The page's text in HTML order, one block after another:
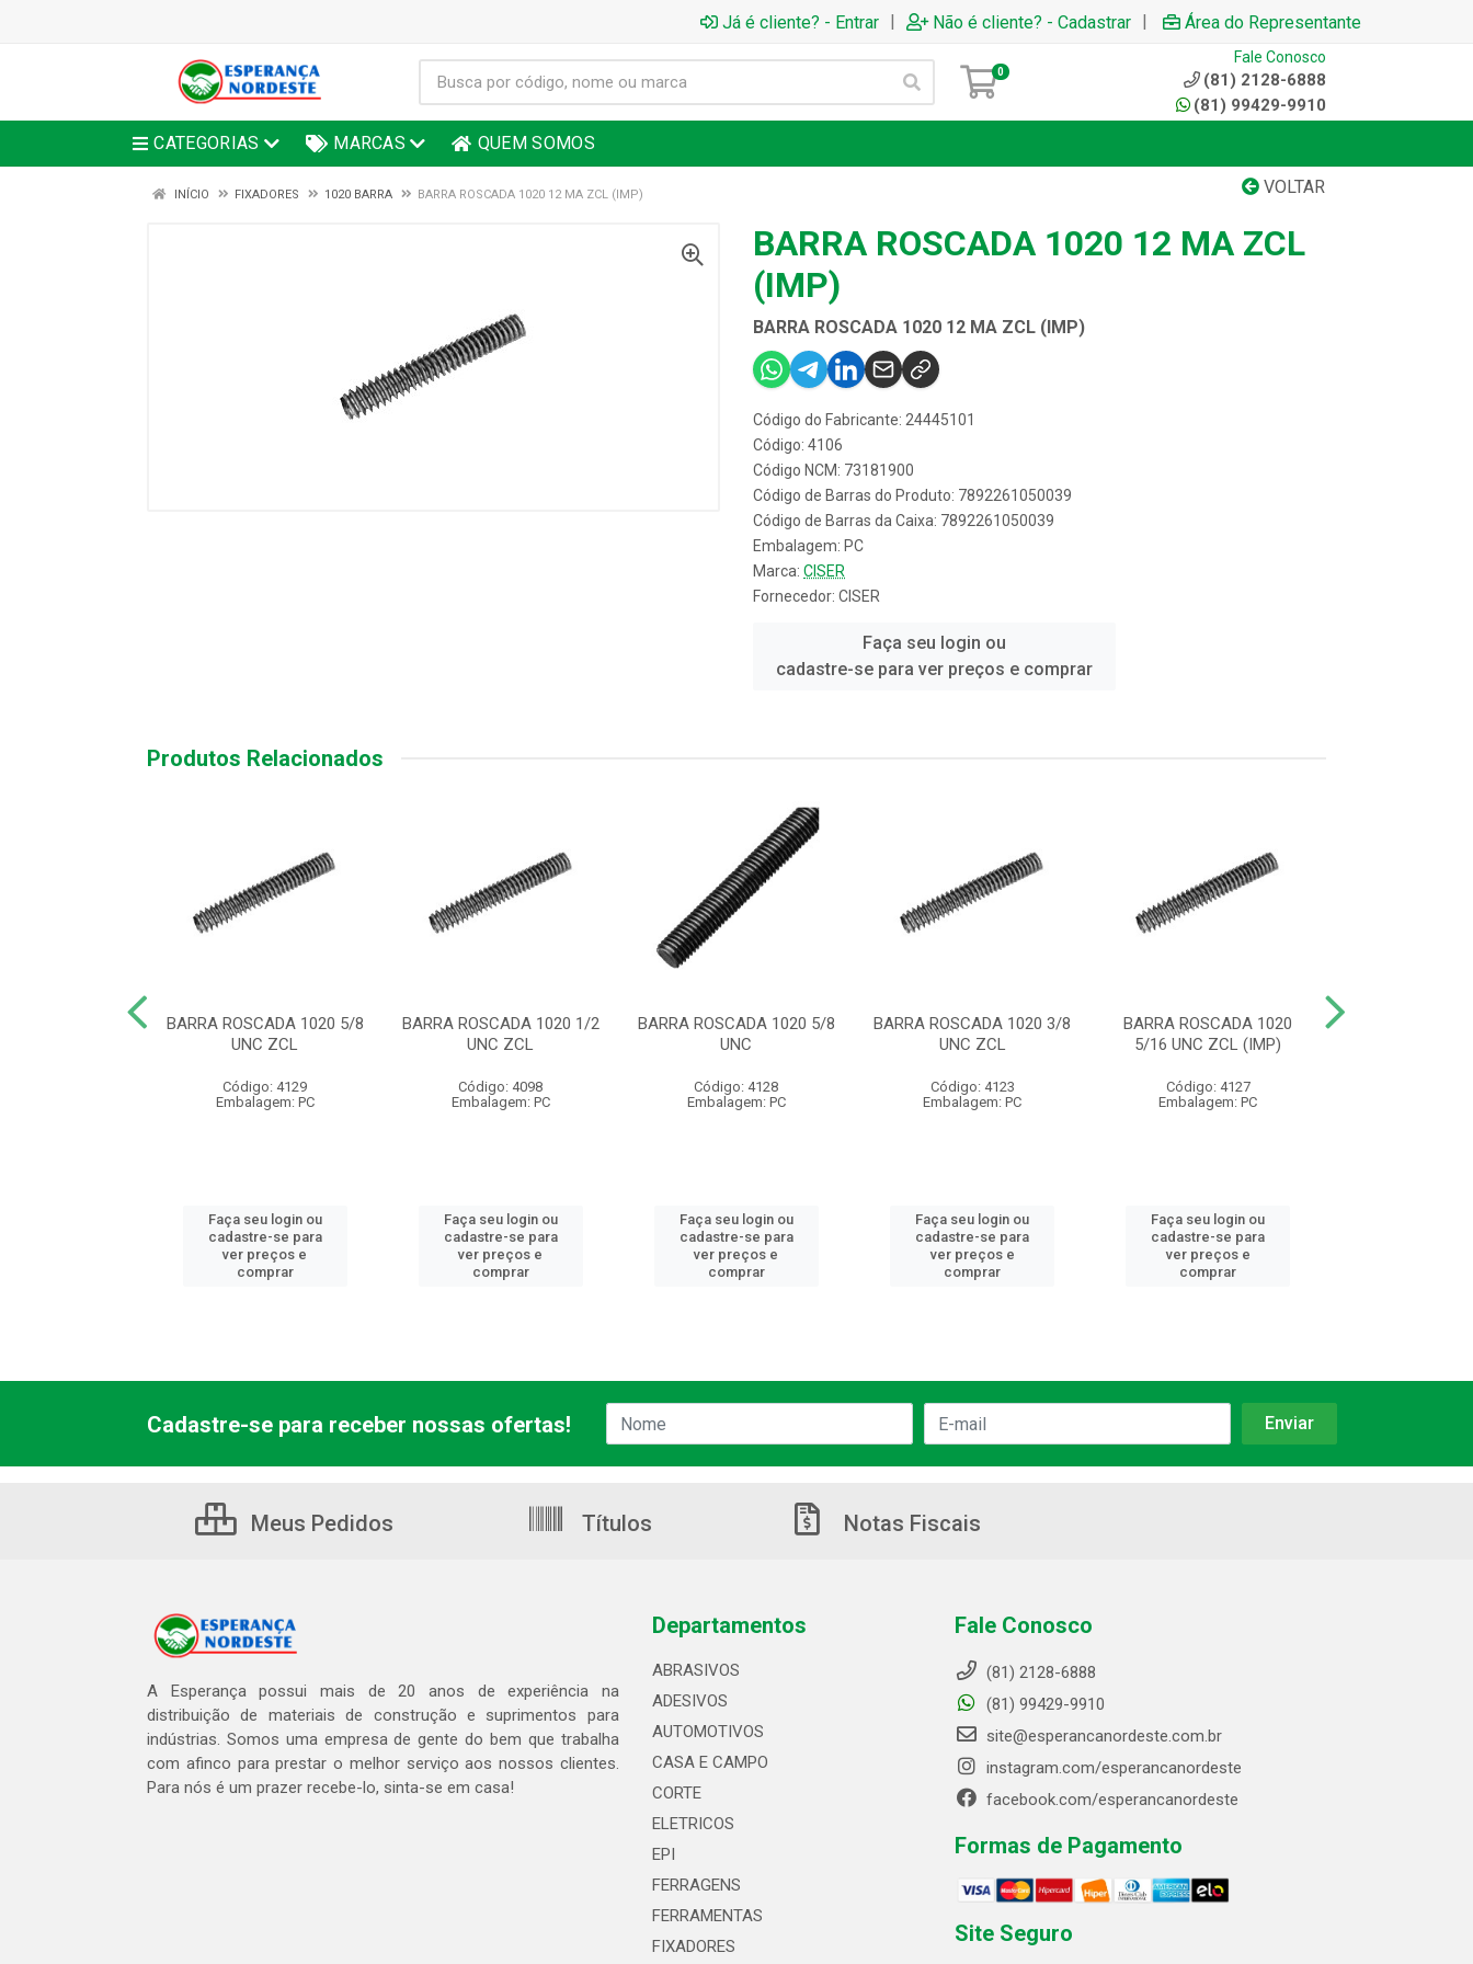
Já é cliente? - Entrar | Não é cliente? - Cadastrar | Área do Representante
0
Fale Conosco
(81) 2128-6888
(81) 99429-9910
CATEGORIAS MARCAS QUEM SOMOS
VOLTAR
INÍCIO FIXADORES 1020 BARRA BARRA ROSCADA 1020 12 MA ZCL (IMP)
BARRA ROSCADA 1020 12 MA ZCL
(IMP)
BARRA ROSCADA 1020 12 MA ZCL (IMP)
Código do Fabricante: 24445101
Código: 4106
Código NCM: 73181900
Código de Barras do Produto: 7892261050039
Código de Barras da Caixa: 7892261050039
Embalagem: PC
Marca: CISER
Fornecedor: CISER
Faça seu login ou
cadastre-se para ver preços e comprar
Produtos Relacionados
BARRA ROSCADA 1020 5/8
UNC ZCL
Código: 4129
Embalagem: PC
Faça seu login ou
cadastre-se para
ver preços e
comprar
BARRA ROSCADA 1020 1/2
UNC ZCL
Código: 4098
Embalagem: PC
Faça seu login ou
cadastre-se para
ver preços e
comprar
BARRA ROSCADA 1020 5/8
UNC
Código: 4128
Embalagem: PC
Faça seu login ou
cadastre-se para
ver preços e
comprar
BARRA ROSCADA 1020 3/8
UNC ZCL
Código: 4123
Embalagem: PC
Faça seu login ou
cadastre-se para
ver preços e
comprar
BARRA ROSCADA 1020
5/16 UNC ZCL (IMP)
Código: 4127
Embalagem: PC
Faça seu login ou
cadastre-se para
ver preços e
comprar
Cadastre-se para receber nossas ofertas!
Meus Pedidos Títulos Notas Fiscais
A Esperança possui mais de 20 anos de experiência na
distribuição de materiais de construção e suprimentos para
indústrias. Somos uma empresa de gente do bem que trabalha
com afinco para prestar o melhor serviço aos nossos clientes.
Para nós é um prazer recebe-lo, sinta-se em casa!
Departamentos
ABRASIVOS
ADESIVOS
AUTOMOTIVOS
CASA E CAMPO
CORTE
ELETRICOS
EPI
FERRAGENS
FERRAMENTAS
FIXADORES
Fale Conosco
(81) 2128-6888
(81) 99429-9910
site@esperancanordeste.com.br
instagram.com/esperancanordeste
facebook.com/esperancanordeste
Formas de Pagamento
Site Seguro